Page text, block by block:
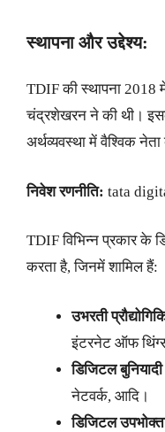
स्थापना और उद्देश्य:
TDIF की स्थापना 2018
चंद्रशेखरन ने की थी।
अर्थव्यवस्था में वैश्विक
निवेश रणनीति: tata
TDIF विभिन्न प्रकार के
करता है, जिनमें शामिल हैं:
उभरती
इंटरनेट ऑफ
डिजिटल बुनियादी
नेटवर्क, आदि।
डिजिटल